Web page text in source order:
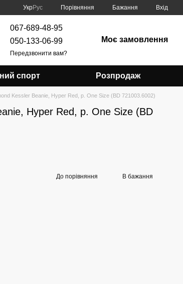
УкрРус Порівняння Бажання Вхід
067-689-48-95
050-133-06-99
Передзвонити вам?
Моє замовлення
спорт Розпродаж
Kessler Beanie, Hyper Red, р. One Size (BD 721003.6002)
Hyper Red, р. One Size (BD
До порівняння В бажання